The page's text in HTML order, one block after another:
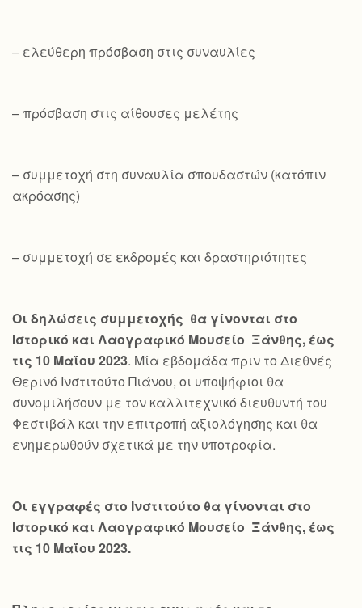
– ελεύθερη πρόσβαση στις συναυλίες
– πρόσβαση στις αίθουσες μελέτης
– συμμετοχή στη συναυλία σπουδαστών (κατόπιν
ακρόασης)
– συμμετοχή σε εκδρομές και δραστηριότητες
Οι δηλώσεις συμμετοχής θα γίνονται στο
Ιστορικό και Λαογραφικό Μουσείο Ξάνθης, έως
τις 10 Μαΐου 2023. Μία εβδομάδα πριν το Διεθνές
Θερινό Ινστιτούτο Πιάνου, οι υποψήφιοι θα
συνομιλήσουν με τον καλλιτεχνικό διευθυντή του
Φεστιβάλ και την επιτροπή αξιολόγησης και θα
ενημερωθούν σχετικά με την υποτροφία.
Οι εγγραφές στο Ινστιτούτο θα γίνονται στο
Ιστορικό και Λαογραφικό Μουσείο Ξάνθης, έως
τις 10 Μαΐου 2023.